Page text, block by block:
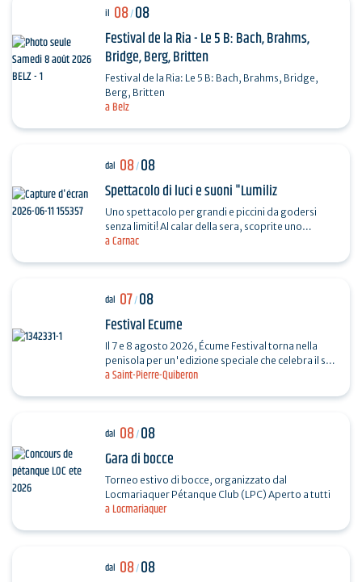
a Belz
il 08/08
Festival de la Ria - Le 5 B: Bach, Brahms,
Bridge, Berg, Britten
Festival de la Ria: Le 5 B: Bach, Brahms, Bridge,
Berg, Britten
a Carnac
dal 08/08
Spettacolo di luci e suoni "Lumiliz
Uno spettacolo per grandi e piccini da godersi
senza limiti! Al calar della sera, scoprite uno
spettacolo di proiezioni monumentali sul sagrato
a Saint-Pierre-Quiberon
dal 07/08
Festival Ecume
Il 7 e 8 agosto 2026, Écume Festival torna nella
penisola per un'edizione speciale che celebra il suo
5° anniversario. In pochi anni, la manifestazione…
a Locmariaquer
dal 08/08
Gara di bocce
Torneo estivo di bocce, organizzato dal
Locmariaquer Pétanque Club (LPC) Aperto a tutti
dal 08/08